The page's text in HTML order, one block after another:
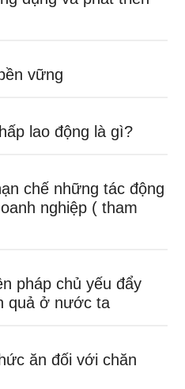
vững
lao động là gì?
chế những tác động
nghiệp ( tham
pháp chủ yếu đẩy
quả ở nước ta
ăn đối với chăn